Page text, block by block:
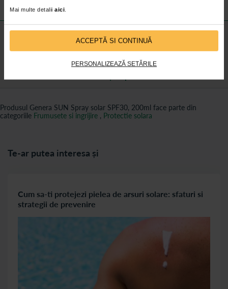
Mai multe detalii aici
ACCEPTĂ SI CONTINUĂ
PERSONALIZEAZĂ SETĂRILE
Mai multe informații
Review-uri
Produsul Genera SUN Spray solar SPF30, 200ml face parte din
categoriile Frumusete si ingrijire , Protectie solara
Te-ar putea interesa și
Cum sa-ti protejezi pielea de arsuri solare: sfaturi si
strategii de prevenire